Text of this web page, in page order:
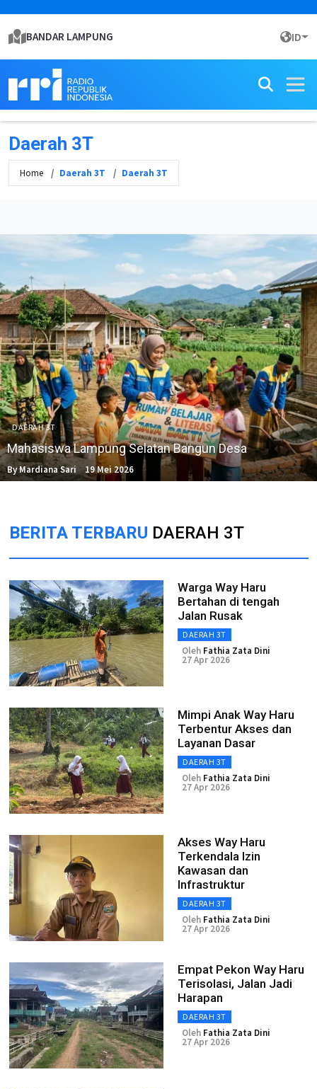
BANDAR LAMPUNG ID
Daerah 3T
Home Daerah 3T Daerah 3T
DAERAH 3T
Mahasiswa Lampung Selatan Bangun Desa
By Mardiana Sari 19 Mei 2026
BERITA TERBARU DAERAH 3T
Warga Way Haru
Bertahan di tengah
Jalan Rusak
DAERAH 3T
Oleh Fathia Zata Dini
27 Apr 2026
Mimpi Anak Way Haru
Terbentur Akses dan
Layanan Dasar
DAERAH 3T
Oleh Fathia Zata Dini
27 Apr 2026
Akses Way Haru
Terkendala Izin
Kawasan dan
Infrastruktur
DAERAH 3T
Oleh Fathia Zata Dini
27 Apr 2026
Empat Pekon Way Haru
Terisolasi, Jalan Jadi
Harapan
DAERAH 3T
Oleh Fathia Zata Dini
27 Apr 2026